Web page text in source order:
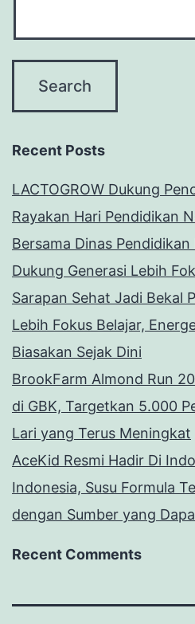
Recent Posts
LACTOGROW Dukung
Rayakan Hari Pendidikan
Bersama Dinas
Dukung Generasi Lebih
Sarapan Sehat Jadi Bekal
Lebih Fokus Belajar,
Biasakan Sejak Dini
BrookFarm Almond Run
di GBK, Targetkan 5.000
Lari yang Terus Meningkat
AceKid Resmi Hadir Di
Indonesia, Susu Formula
dengan Sumber yang
Recent Comments